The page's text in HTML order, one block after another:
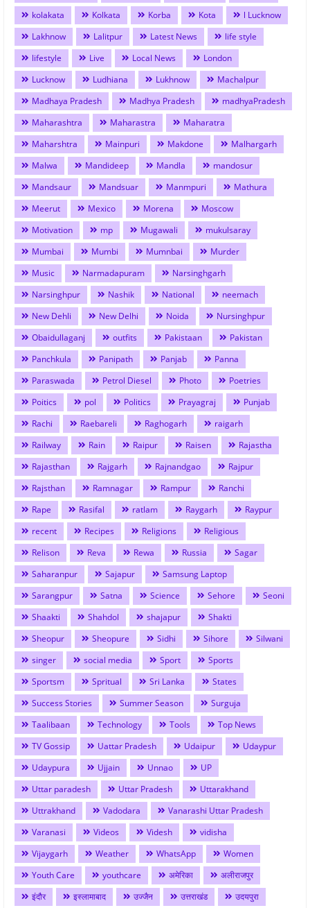
kolakata
Kolkata Korba Kota
l Lucknow
Lakhnow
Lalitpur Latest News
life style
lifestyle
Live Local News
London
Lucknow
Ludhiana Lukhnow
Machalpur
Madhaya Pradesh
Madhya Pradesh
madhyaPradesh
Maharashtra
Maharastra
Maharatra
Maharshtra
Mainpuri Makdone
Malhargarh
Malwa
Mandideep Mandla
mandosur
Mandsaur
Mandsuar Manmpuri
Mathura
Meerut
Mexico Morena
Moscow
Motivation
mp Mugawali
mukulsaray
Mumbai
Mumbi Mumnbai
Murder
Music
Narmadapuram
Narsinghgarh
Narsinghpur
Nashik National
neemach
New Dehli
New Delhi Noida
Nursinghpur
Obaidullaganj
outfits Pakistaan
Pakistan
Panchkula
Panipath Panjab
Panna
Paraswada
Petrol Diesel Photo
Poetries
Poitics
pol Politics Prayagraj
Punjab
Rachi
Raebareli Raghogarh
raigarh
Railway
Rain Raipur Raisen
Rajastha
Rajasthan
Rajgarh Rajnandgao
Rajpur
Rajsthan
Ramnagar Rampur
Ranchi
Rape
Rasifal ratlam Raygarh
Raypur
recent
Recipes Religions
Religious
Relison
Reva Rewa Russia
Sagar
Saharanpur
Sajapur
Samsung Laptop
Sarangpur
Satna Science Sehore
Seoni
Shaakti
Shahdol shajapur
Shakti
Sheopur
Sheopure Sidhi Sihore
Silwani
singer
social media Sport
Sports
Sportsm
Spritual Sri Lanka
States
Success Stories
Summer Season
Surguja
Taalibaan
Technology Tools
Top News
TV Gossip
Uattar Pradesh Udaipur
Udaypur
Udaypura
Ujjain Unnao
UP
Uttar paradesh
Uttar Pradesh
Uttarakhand
Uttrakhand
Vadodara
Vanarashi Uttar Pradesh
Varanasi
Videos Videsh
vidisha
Vijaygarh
Weather WhatsApp
Women
Youth Care
youthcare अमेरिका
अलीराजपुर
इंदौर
इस्लामाबाद उज्जैन उत्तराखंड
उदयपुरा